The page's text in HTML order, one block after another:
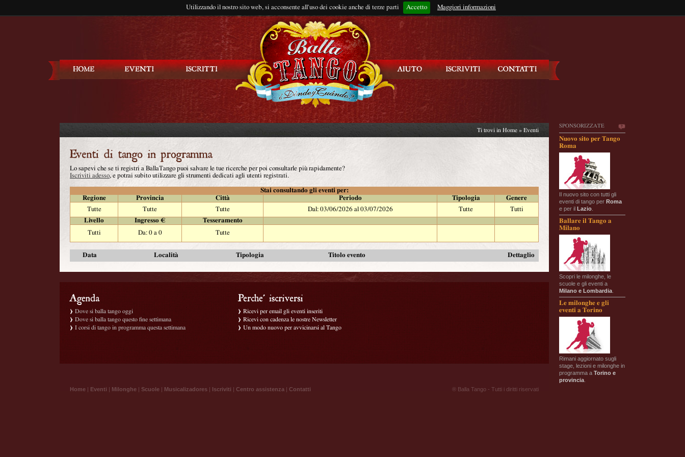
Utilizzando il nostro sito web, si acconsente all'uso dei cookie anche di terze parti Accetto Maggiori informazioni
Rimani connesso?
SPONSORIZZATE
Nuovo sito per Tango
Roma
Il nuovo sito con tutti gli
eventi di tango per Roma
e per il Lazio
Ballare il Tango a
Milano
Scopri le milonghe, le
scuole e gli eventi a
Milano e Lombardia
Le milonghe e gli
eventi a Torino
Rimani aggiornato sugli
stage, lezioni e milonghe in
programma a Torino e
provincia
Ti trovi in Home » Eventi
Lo sapevi che se ti registri a BallaTango puoi salvare le tue ricerche per poi consultarle più rapidamente?
Iscriviti adesso, e potrai subito utilizzare gli strumenti dedicati agli utenti registrati.
Stai consultando gli eventi per:
Regione
Provincia Città Periodo Tipologia
Genere
Tutte
Tutte Tutte Dal: 03/06/2026 al 03/07/2026 Tutte
Tutti
Livello
Ingresso €
Tesseramento
Tutti
Da: 0 a 0 Tutte
Data Località Tipologia Titolo evento Dettaglio
Dove si balla tango oggi
Dove si balla tango questo fine settimana
I corsi di tango in programma questa settimana
Ricevi per email gli eventi inseriti
Ricevi con cadenza le nostre Newsletter
Un modo nuovo per avvicinarsi al Tango
Home | Eventi | Milonghe | Scuole | Musicalizadores | Iscriviti | Centro assistenza | Contatti ® Balla Tango - Tutti i diritti riservati